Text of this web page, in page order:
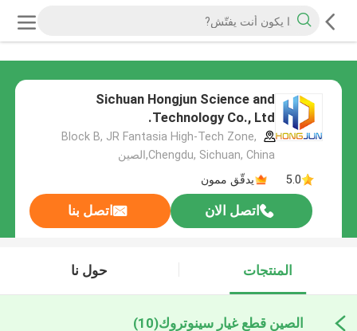
Sichuan Hongjun Science and
Technology Co., Ltd.
Block B, JR Fantasia High-Tech Zone,
Chengdu, Sichuan, China,الصين
5.0
يدقّق ممون
اتصل الان اتصل بنا
المنتجات حول نا
الصين قطع غيار سينوتروك(10)